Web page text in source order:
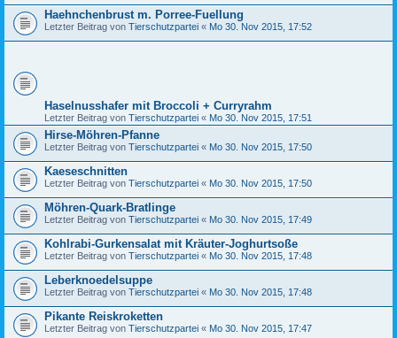
Haehnchenbrust m. Porree-Fuellung
Letzter Beitrag von Tierschutzpartei « Mo 30. Nov 2015, 17:52
Haselnusshafer mit Broccoli + Curryrahm
Letzter Beitrag von Tierschutzpartei « Mo 30. Nov 2015, 17:51
Hirse-Möhren-Pfanne
Letzter Beitrag von Tierschutzpartei « Mo 30. Nov 2015, 17:50
Kaeseschnitten
Letzter Beitrag von Tierschutzpartei « Mo 30. Nov 2015, 17:50
Möhren-Quark-Bratlinge
Letzter Beitrag von Tierschutzpartei « Mo 30. Nov 2015, 17:49
Kohlrabi-Gurkensalat mit Kräuter-Joghurtsoße
Letzter Beitrag von Tierschutzpartei « Mo 30. Nov 2015, 17:48
Leberknoedelsuppe
Letzter Beitrag von Tierschutzpartei « Mo 30. Nov 2015, 17:48
Pikante Reiskroketten
Letzter Beitrag von Tierschutzpartei « Mo 30. Nov 2015, 17:47